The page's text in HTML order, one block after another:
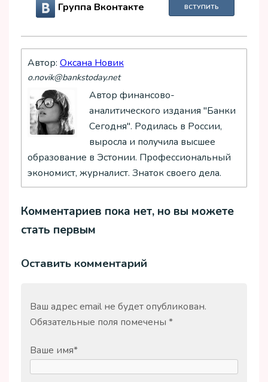
Группа Вконтакте ВСТУПИТЬ
Автор: Оксана Новик
o.novik@bankstoday.net
Автор финансово-
аналитического издания "Банки
Сегодня". Родилась в России,
выросла и получила высшее
образование в Эстонии. Профессиональный
экономист, журналист. Знаток своего дела.
Комментариев пока нет, но вы можете
стать первым
Оставить комментарий
Ваш адрес email не будет опубликован.
Обязательные поля помечены *
Ваше имя*